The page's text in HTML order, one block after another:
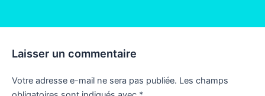
Laisser un commentaire
Votre adresse e-mail ne sera pas publiée. Les champs